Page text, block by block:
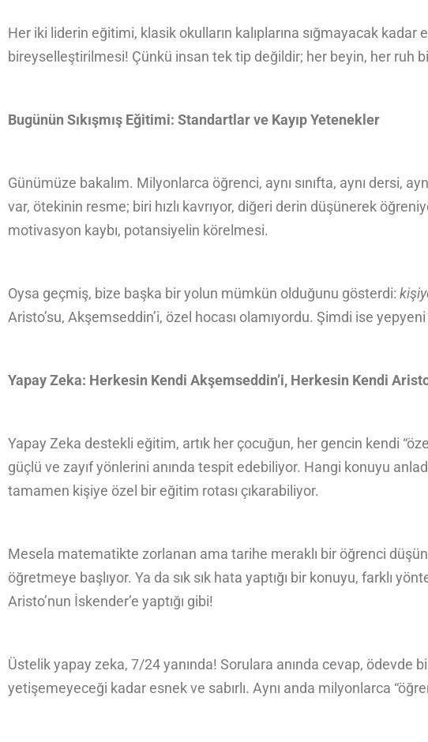
Her iki liderin eğitimi, klasik okulların kalıplarına sığmayacak kadar
bireyselleştirilmesi! Çünkü insan tek tip değildir; her beyin, her ruh
Bugünün Sıkışmış Eğitimi: Standartlar ve Kayıp Yetenekler
Günümüze bakalım. Milyonlarca öğrenci, aynı sınıfta, aynı dersi,
var, ötekinin resme; biri hızlı kavrıyor, diğeri derin düşünerek
motivasyon kaybı, potansiyelin körelmesi.
Oysa geçmiş, bize başka bir yolun mümkün olduğunu gösterdi:
Aristo’su, Akşemseddin’i, özel hocası olamıyordu. Şimdi ise
Yapay Zeka: Herkesin Kendi Akşemseddin’i, Herkesin Kendi
Yapay Zeka destekli eğitim, artık her çocuğun, her gencin kendi “özel
güçlü ve zayıf yönlerini anında tespit edebiliyor. Hangi konuyu
tamamen kişiye özel bir eğitim rotası çıkarabiliyor.
Mesela matematikte zorlanan ama tarihe meraklı bir öğrenci
öğretmeye başlıyor. Ya da sık sık hata yaptığı bir konuyu, farklı
Aristo’nun İskender’e yaptığı gibi!
Üstelik yapay zeka, 7/24 yanında! Sorulara anında cevap,
yetişemeyeceği kadar esnek ve sabırlı. Aynı anda milyonlarca